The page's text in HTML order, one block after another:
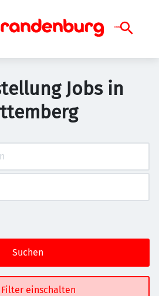
Jobs in
Suchen
Filter einschalten